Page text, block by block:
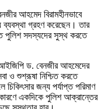
আহমেদ বিরামহীনভাবে
ব্যবস্থা গ্রহণ করেছেন। তার
পুলিশ সদস্যদের সুস্থ করতে
ড. বেনজীর আহমেদের
ও শুশ্রূষা নিশ্চিত করতে
চিকিৎসার জন্য পর্যাপ্ত পরিমাণ
একদিকে পুলিশ আক্রান্তের